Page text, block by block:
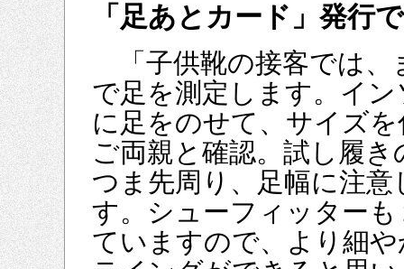
「足あとカード」発行
「子供靴の接客では、
で足を測定します。イ
に足をのせて、サイズ
ご両親と確認。試し履き
つま先周り、足幅に注意
す。シューフィッターも
ていますので、より細